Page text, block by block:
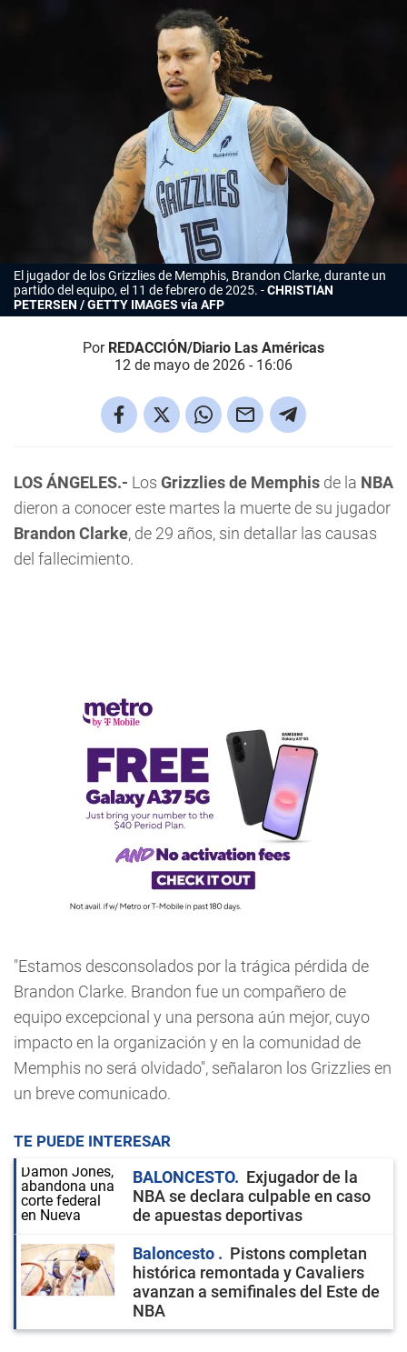
El jugador de los Grizzlies de Memphis, Brandon Clarke, durante un
partido del equipo, el 11 de febrero de 2025.
CHRISTIAN
PETERSEN / GETTY IMAGES vía AFP
Por REDACCIÓN/Diario Las Américas
12 de mayo de 2026 - 16:06
LOS ÁNGELES.- Los Grizzlies de Memphis de la NBA
dieron a conocer este martes la muerte de su jugador
Brandon Clarke, de 29 años, sin detallar las causas
del fallecimiento.
"Estamos desconsolados por la trágica pérdida de
Brandon Clarke. Brandon fue un compañero de
equipo excepcional y una persona aún mejor, cuyo
impacto en la organización y en la comunidad de
Memphis no será olvidado", señalaron los Grizzlies en
un breve comunicado.
TE PUEDE INTERESAR
BALONCESTO
Exjugador de la
NBA se declara culpable en caso
de apuestas deportivas
Baloncesto
Pistons completan
histórica remontada y Cavaliers
avanzan a semifinales del Este de
NBA